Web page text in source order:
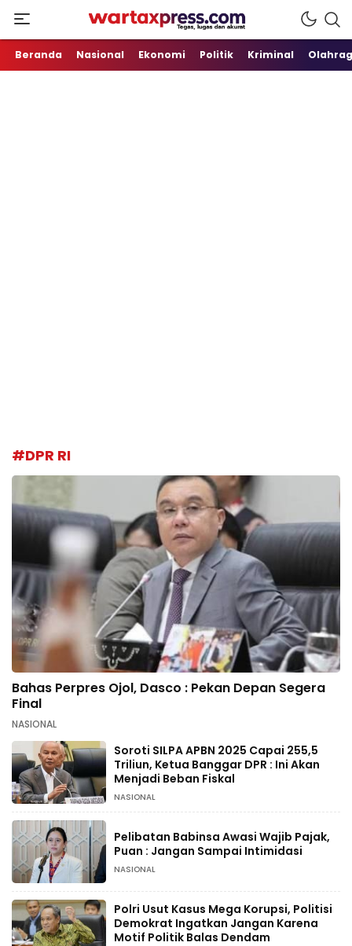
WartaXpress
Tegas, Lugas dan Akurat
Beranda Nasional Ekonomi Politik Kriminal
#DPR RI
Bahas Perpres Ojol, Dasco : Pekan Depan Segera
Final
NASIONAL
Soroti SILPA APBN 2025 Capai 255,5
Triliun, Ketua Banggar DPR : Ini Akan
Menjadi Beban Fiskal
NASIONAL
Pelibatan Babinsa Awasi Wajib Pajak,
Puan : Jangan Sampai Intimidasi
NASIONAL
Polri Usut Kasus Mega Korupsi, Politisi
Demokrat Ingatkan Jangan Karena
Motif Politik Balas Dendam